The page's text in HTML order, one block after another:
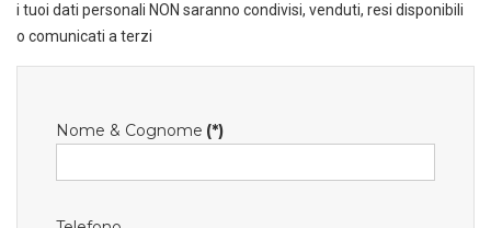
i tuoi dati personali NON saranno condivisi, venduti, resi disponibili
o comunicati a terzi
Nome & Cognome (*)